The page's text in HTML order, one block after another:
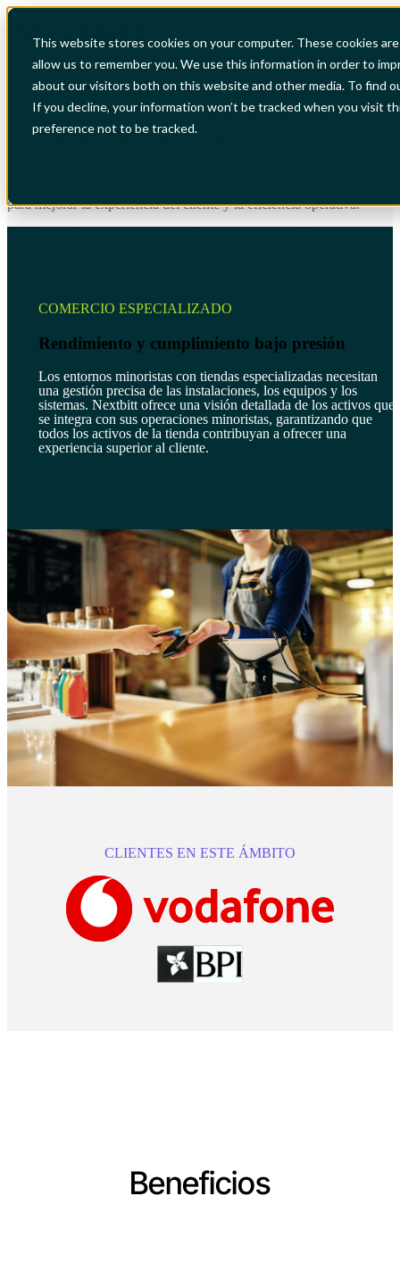
This website stores cookies on your computer. These cookies
allow us to remember you. We use this information in order to
about our visitors both on this website and other media. To find
If you decline, your information won’t be tracked when you visit
preference not to be tracked.
Nextbitt para el comercio especializado:
Gestión de activos a medida para mejorar
el rendimiento en tienda
para mejorar la experiencia del cliente y la eficiencia operativa.
COMERCIO ESPECIALIZADO
Rendimiento y cumplimiento bajo presión
Los entornos minoristas con tiendas especializadas necesitan
una gestión precisa de las instalaciones, los equipos y los
sistemas. Nextbitt ofrece una visión detallada de los activos que
se integra con sus operaciones minoristas, garantizando que
todos los activos de la tienda contribuyan a ofrecer una
experiencia superior al cliente.
CLIENTES EN ESTE ÁMBITO
Beneficios